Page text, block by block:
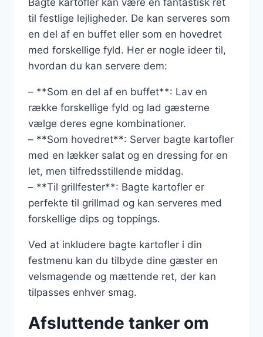
Bagte kartofler kan være en fantastisk ret
til festlige lejligheder. De kan serveres som
en del af en buffet eller som en hovedret
med forskellige fyld. Her er nogle ideer til,
hvordan du kan servere dem:
– **Som en del af en buffet**: Lav en
række forskellige fyld og lad gæsterne
vælge deres egne kombinationer.
– **Som hovedret**: Server bagte kartofler
med en lækker salat og en dressing for en
let, men tilfredsstillende middag.
– **Til grillfester**: Bagte kartofler er
perfekte til grillmad og kan serveres med
forskellige dips og toppings.
Ved at inkludere bagte kartofler i din
festmenu kan du tilbyde dine gæster en
velsmagende og mættende ret, der kan
tilpasses enhver smag.
Afsluttende tanker om